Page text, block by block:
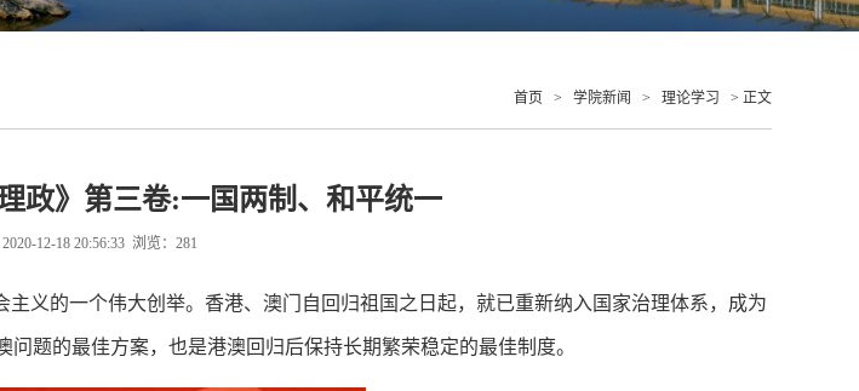
首页 > 学院新闻 > 理论学习 > 正文
政》第三卷:一国两制、和平统一
12-18 20:56:33 浏览： 281
义的一个伟大创举。香港、澳门自回归祖国之日起，就已重新纳入国家治理体系，成为
题的最佳方案，也是港澳回归后保持长期繁荣稳定的最佳制度。